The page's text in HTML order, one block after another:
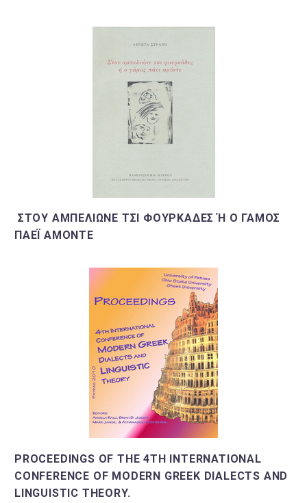
ΣΤΟΥ ΑΜΠΕΛΙΏΝΕ ΤΣΙ ΦΟΥΡΚΆΔΕΣ Ή Ο ΓΆΜΟΣ Π
ΑΈΙ ΑΜΌΝΤΕ
PROCEEDINGS OF THE 4TH INTERNATIONAL
CONFERENCE OF MODERN GREEK DIALECTS AND
LINGUISTIC THEORY.